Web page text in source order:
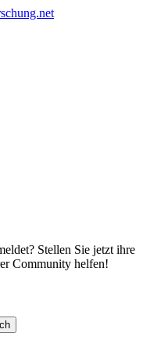
Stellen Sie jetzt ihre
Community helfen!